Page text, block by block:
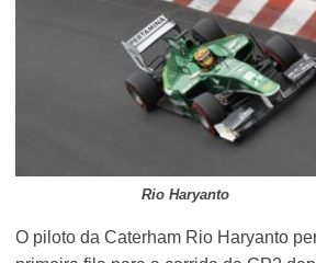
Rio Haryanto
O piloto da Caterham Rio Haryanto